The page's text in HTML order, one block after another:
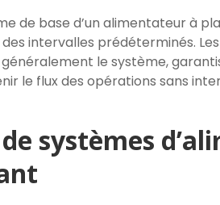
de base d’un alimentateur à
intervalles prédéterminés.
le système,
le flux des opérations sans
systèmes